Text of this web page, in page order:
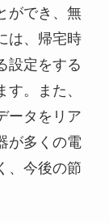
ができ、無
は、帰宅時
設定をする
。また、
ータをリア
が多くの電
、今後の節